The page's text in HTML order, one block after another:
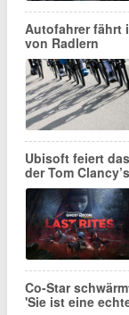
Autofahrer fährt
von Radlern
Ubisoft feiert
der Tom
Co-Star
'Sie ist eine